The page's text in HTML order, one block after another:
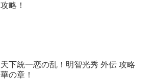
攻略！
天下統一恋の乱！明智光秀 外伝 攻略
華の章！